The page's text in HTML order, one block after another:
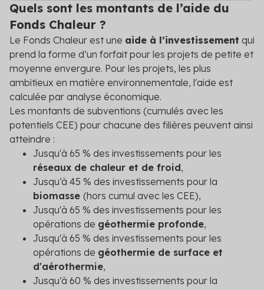
Quels sont les montants de l’aide du
Fonds Chaleur ?
Le Fonds Chaleur est une aide à l’investissement qui
prend la forme d’un forfait pour les projets de petite et
moyenne envergure. Pour les projets, les plus
ambitieux en matière environnementale, l'aide est
calculée par analyse économique.
Les montants de subventions (cumulés avec les
potentiels CEE) pour chacune des filières peuvent ainsi
atteindre :
Jusqu'à 65 % des investissements pour les
réseaux de chaleur et de froid,
Jusqu’à 45 % des investissements pour la
biomasse (hors cumul avec les CEE),
Jusqu'à 65 % des investissements pour les
opérations de géothermie profonde,
Jusqu'à 65 % des investissements pour les
opérations de géothermie de surface et
d'aérothermie,
Jusqu’à 60 % des investissements pour la